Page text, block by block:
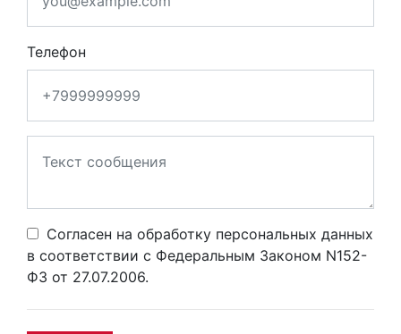
Телефон
Согласен на обработку персональных данных
в соответствии с Федеральным Законом N152-
ФЗ от 27.07.2006.